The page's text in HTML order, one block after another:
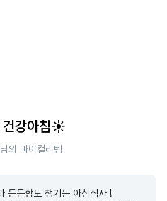
건강아침☀️
님의 마이컬리템
든든함도 챙기는 아침식사 !